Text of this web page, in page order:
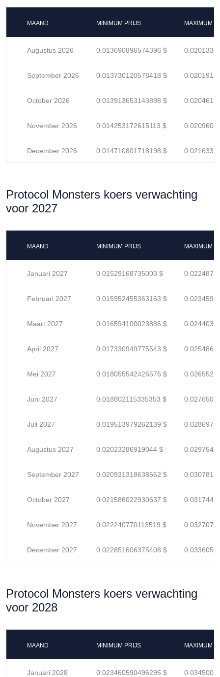
MAAND MINIMUM PRIJS MAXIMUM
Augustus 2026 0.013690896574396 $
September 2026 0.013730120578418 $
October 2026 0.013913653143898 $
November 2026 0.014253172615113 $
December 2026 0.014710801718198 $
Protocol Monsters koers verwachting
voor 2027
MAAND MINIMUM PRIJS MAXIMUM
Januari 2027 0.01529168735003 $
Februari 2027 0.015952455363163 $
Maart 2027 0.016594100023886 $
April 2027 0.017330949775543 $
Mei 2027 0.018055542426576 $
Juni 2027 0.018802115335353 $
Juli 2027 0.019513979262139 $
Augustus 2027 0.02023286919044 $
September 2027 0.020931318638562 $
October 2027 0.021586022930637 $
November 2027 0.022240770113519 $
December 2027 0.022851606375408 $
Protocol Monsters koers verwachting
voor 2028
MAAND MINIMUM PRIJS MAXIMUM
Januari 2028 0.023460590496295 $